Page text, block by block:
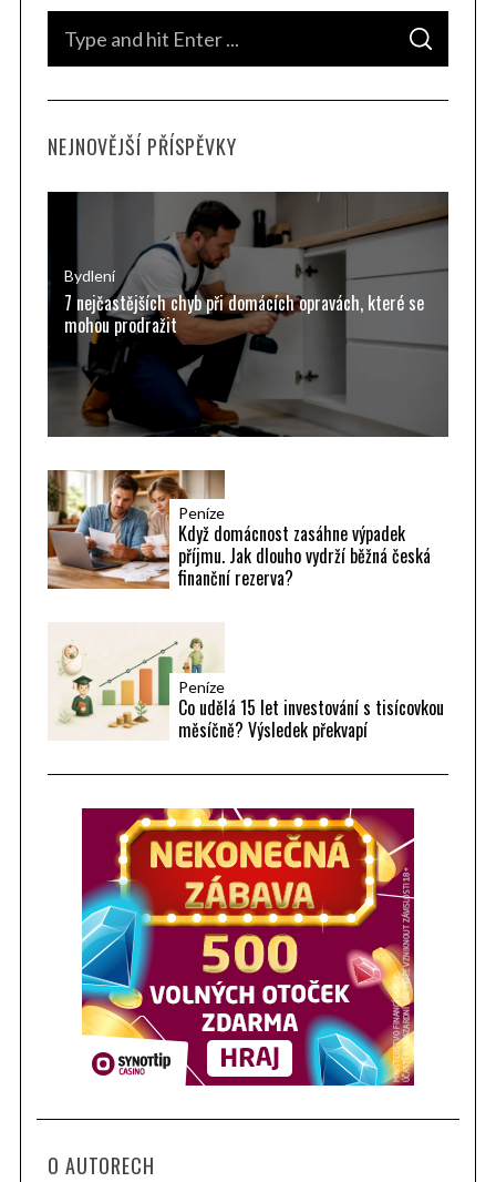
c
S
A
C
NEJNOVĚJŠÍ PŘÍSPĚVKY
Bydlení
7 nejčastějších chyb při domácích opravách, které se
mohou prodražit
Peníze
Když domácnost zasáhne výpadek
příjmu. Jak dlouho vydrží běžná česká
finanční rezerva?
Peníze
Co udělá 15 let investování s tisícovkou
měsíčně? Výsledek překvapí
O AUTORECH